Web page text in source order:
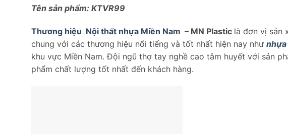
Tên sản phẩm: KTVR99
Thương hiệu Nội thất nhựa Miền Nam – MN Plastic là đơn vị sản
chung với các thương hiệu nổi tiếng và tốt nhất hiện nay như nhựa
khu vực Miền Nam. Đội ngũ thợ tay nghề cao tâm huyết với sản
phẩm chất lượng tốt nhất đến khách hàng.